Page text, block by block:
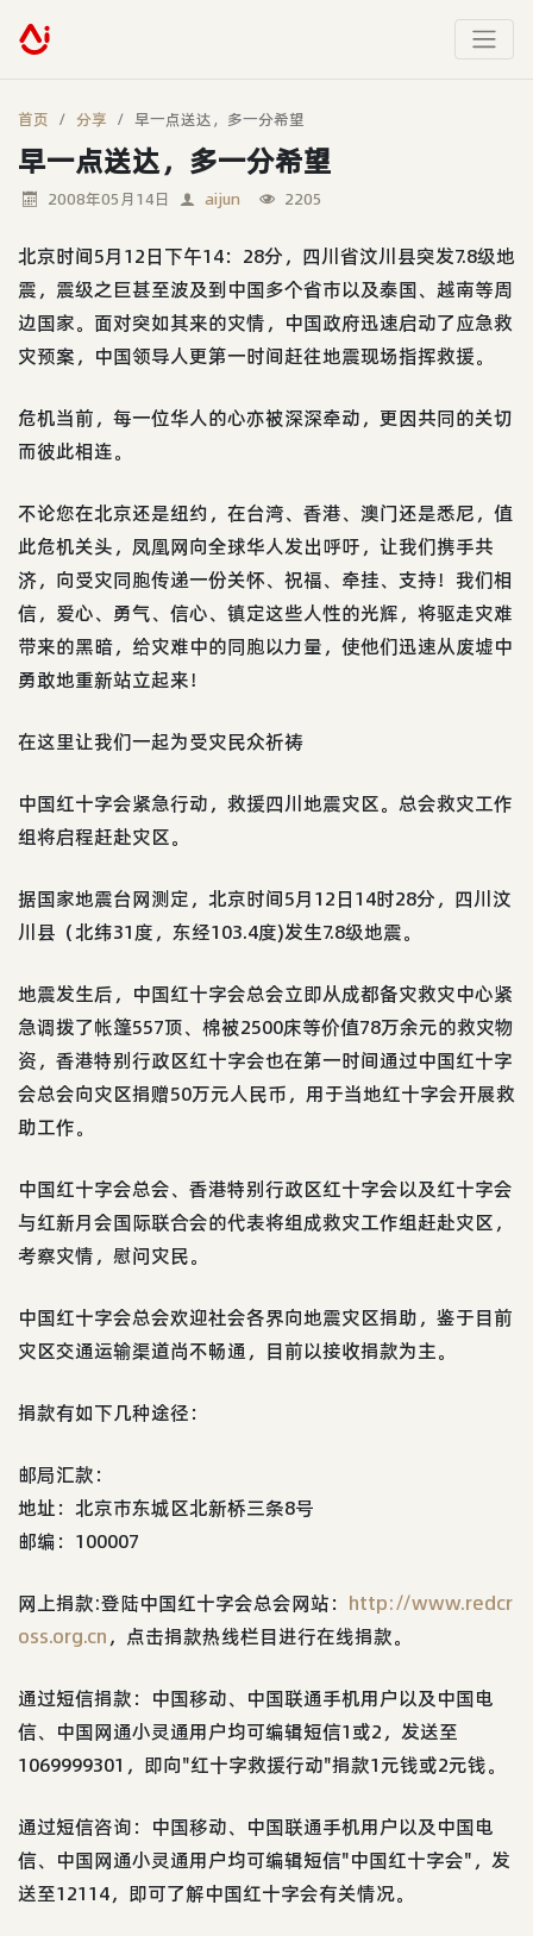
首页 分享 早一点送达，多一分希望
早一点送达，多一分希望
2008年05月14日 aijun 2205
北京时间5月12日下午14：28分，四川省汶川县突发7.8级地
震，震级之巨甚至波及到中国多个省市以及泰国、越南等周
边国家。面对突如其来的灾情，中国政府迅速启动了应急救
灾预案，中国领导人更第一时间赶往地震现场指挥救援。
危机当前，每一位华人的心亦被深深牵动，更因共同的关切
而彼此相连。
不论您在北京还是纽约，在台湾、香港、澳门还是悉尼，值
此危机关头，凤凰网向全球华人发出呼吁，让我们携手共
济，向受灾同胞传递一份关怀、祝福、牵挂、支持！我们相
信，爱心、勇气、信心、镇定这些人性的光辉，将驱走灾难
带来的黑暗，给灾难中的同胞以力量，使他们迅速从废墟中
勇敢地重新站立起来！
在这里让我们一起为受灾民众祈祷
中国红十字会紧急行动，救援四川地震灾区。总会救灾工作
组将启程赶赴灾区。
据国家地震台网测定，北京时间5月12日14时28分，四川汶
川县（北纬31度，东经103.4度)发生7.8级地震。
地震发生后，中国红十字会总会立即从成都备灾救灾中心紧
急调拨了帐篷557顶、棉被2500床等价值78万余元的救灾物
资，香港特别行政区红十字会也在第一时间通过中国红十字
会总会向灾区捐赠50万元人民币，用于当地红十字会开展救
助工作。
中国红十字会总会、香港特别行政区红十字会以及红十字会
与红新月会国际联合会的代表将组成救灾工作组赶赴灾区，
考察灾情，慰问灾民。
中国红十字会总会欢迎社会各界向地震灾区捐助，鉴于目前
灾区交通运输渠道尚不畅通，目前以接收捐款为主。
捐款有如下几种途径：
邮局汇款：
地址：北京市东城区北新桥三条8号
邮编：100007
网上捐款:登陆中国红十字会总会网站： http://www.redcr
oss.org.cn，点击捐款热线栏目进行在线捐款。
通过短信捐款：中国移动、中国联通手机用户以及中国电
信、中国网通小灵通用户均可编辑短信1或2，发送至
1069999301，即向"红十字救援行动"捐款1元钱或2元钱。
通过短信咨询：中国移动、中国联通手机用户以及中国电
信、中国网通小灵通用户均可编辑短信"中国红十字会"，发
送至12114，即可了解中国红十字会有关情况。